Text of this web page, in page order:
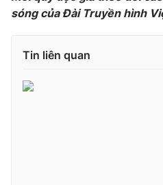
VTV Sức khoẻ
Thị trường 24h
sóng của Đài Truyền hình
Tin liên quan